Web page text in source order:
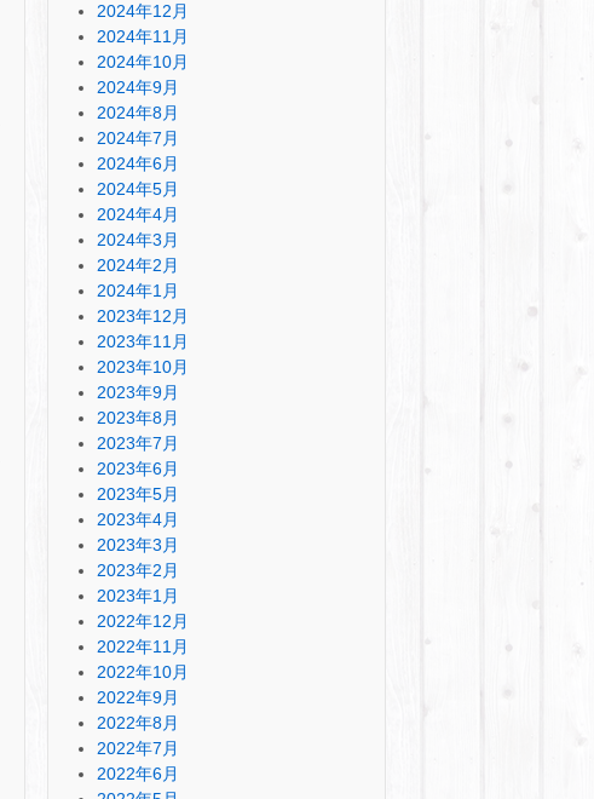
2024年12月
2024年11月
2024年10月
2024年9月
2024年8月
2024年7月
2024年6月
2024年5月
2024年4月
2024年3月
2024年2月
2024年1月
2023年12月
2023年11月
2023年10月
2023年9月
2023年8月
2023年7月
2023年6月
2023年5月
2023年4月
2023年3月
2023年2月
2023年1月
2022年12月
2022年11月
2022年10月
2022年9月
2022年8月
2022年7月
2022年6月